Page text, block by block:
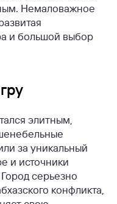
Немаловажное
и большой выбор
элитным,
за уникальный
и источники
серьезно
конфликта,